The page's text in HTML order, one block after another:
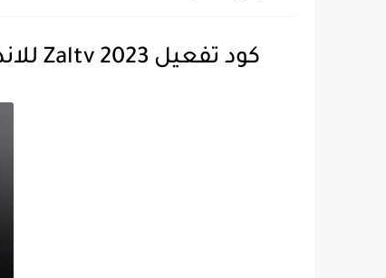
كود تفعيل Zaltv 2023 للاندرويد لمشاهدة القنوات [Code Zaltv 2024]